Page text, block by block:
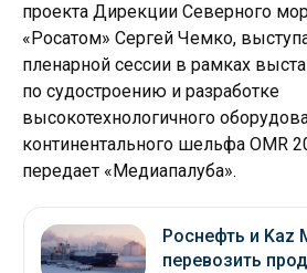
проекта Дирекции Северного
«Росатом» Сергей Чемко,
пленарной сессии в рамках
по судостроению и разработке
высокотехнологичного
континентального шельфа OMR
передает «Медиапалуба».
Роснефть и Kaz
перевозить